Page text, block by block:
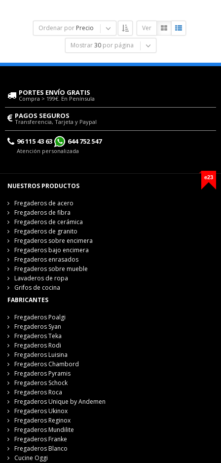
Ordenar por Precio Ver
Mostrar 30 por página
PORTES ENVÍO GRATIS
Compra > 199€. En Península
PAGOS SEGUROS
Transferencia, Tarjeta y Paypal
96 115 43 63 644 752 547
Atención personalizada
e23
NUESTROS PRODUCTOS
Fregaderos de acero
Fregaderos de fibra
Fregaderos de cerámica
Fregaderos de granito
Fregaderos sobre encimera
Fregaderos bajo encimera
Fregaderos enrasados
Fregaderos sobre mueble
Lavaderos de ropa
Grifos de cocina
FABRICANTES
Fregaderos Poalgi
Fregaderos Syan
Fregaderos Teka
Fregaderos Rodi
Fregaderos Luisina
Fregaderos Chambord
Fregaderos Pyramis
Fregaderos Schock
Fregaderos Roca
Fregaderos Unique by Andemen
Fregaderos Ukinox
Fregaderos Reginox
Fregaderos Mundilite
Fregaderos Franke
Fregaderos Blanco
Cucine Oggi